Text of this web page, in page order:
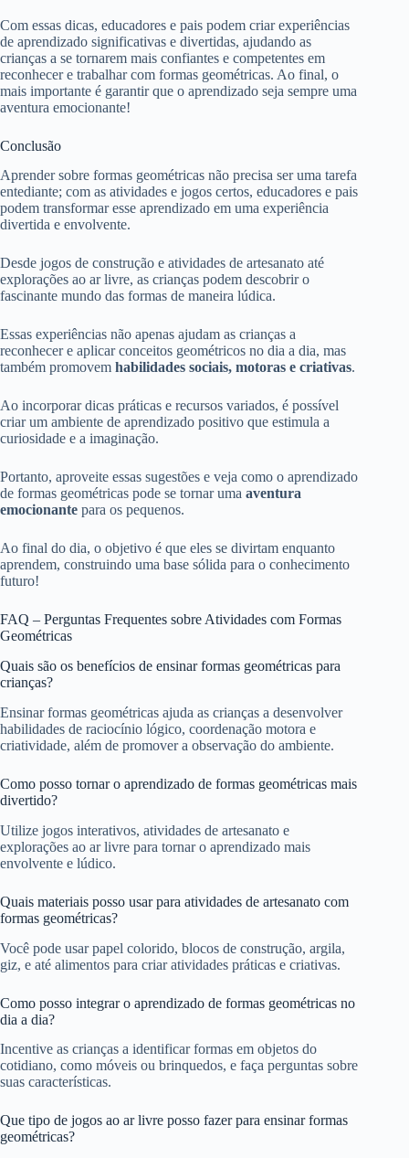
Com essas dicas, educadores e pais podem criar experiências
de aprendizado significativas e divertidas, ajudando as
crianças a se tornarem mais confiantes e competentes em
reconhecer e trabalhar com formas geométricas. Ao final, o
mais importante é garantir que o aprendizado seja sempre uma
aventura emocionante!
Conclusão
Aprender sobre formas geométricas não precisa ser uma tarefa
entediante; com as atividades e jogos certos, educadores e pais
podem transformar esse aprendizado em uma experiência
divertida e envolvente.
Desde jogos de construção e atividades de artesanato até
explorações ao ar livre, as crianças podem descobrir o
fascinante mundo das formas de maneira lúdica.
Essas experiências não apenas ajudam as crianças a
reconhecer e aplicar conceitos geométricos no dia a dia, mas
também promovem habilidades sociais, motoras e criativas.
Ao incorporar dicas práticas e recursos variados, é possível
criar um ambiente de aprendizado positivo que estimula a
curiosidade e a imaginação.
Portanto, aproveite essas sugestões e veja como o aprendizado
de formas geométricas pode se tornar uma aventura
emocionante para os pequenos.
Ao final do dia, o objetivo é que eles se divirtam enquanto
aprendem, construindo uma base sólida para o conhecimento
futuro!
FAQ – Perguntas Frequentes sobre Atividades com Formas
Geométricas
Quais são os benefícios de ensinar formas geométricas para
crianças?
Ensinar formas geométricas ajuda as crianças a desenvolver
habilidades de raciocínio lógico, coordenação motora e
criatividade, além de promover a observação do ambiente.
Como posso tornar o aprendizado de formas geométricas mais
divertido?
Utilize jogos interativos, atividades de artesanato e
explorações ao ar livre para tornar o aprendizado mais
envolvente e lúdico.
Quais materiais posso usar para atividades de artesanato com
formas geométricas?
Você pode usar papel colorido, blocos de construção, argila,
giz, e até alimentos para criar atividades práticas e criativas.
Como posso integrar o aprendizado de formas geométricas no
dia a dia?
Incentive as crianças a identificar formas em objetos do
cotidiano, como móveis ou brinquedos, e faça perguntas sobre
suas características.
Que tipo de jogos ao ar livre posso fazer para ensinar formas
geométricas?